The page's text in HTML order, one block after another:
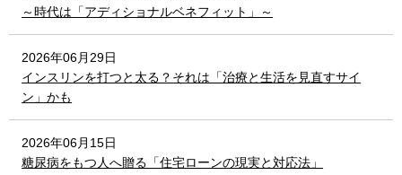
～時代は「アディショナルベネフィット」～
2026年06月29日
インスリンを打つと太る？それは「治療と生活を見直すサイ
ン」かも
2026年06月15日
糖尿病をもつ人へ贈る「住宅ローンの現実と対応法」